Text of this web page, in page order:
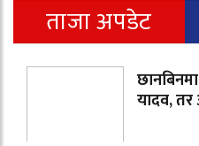
ताजा अपडेट
यादव, तर